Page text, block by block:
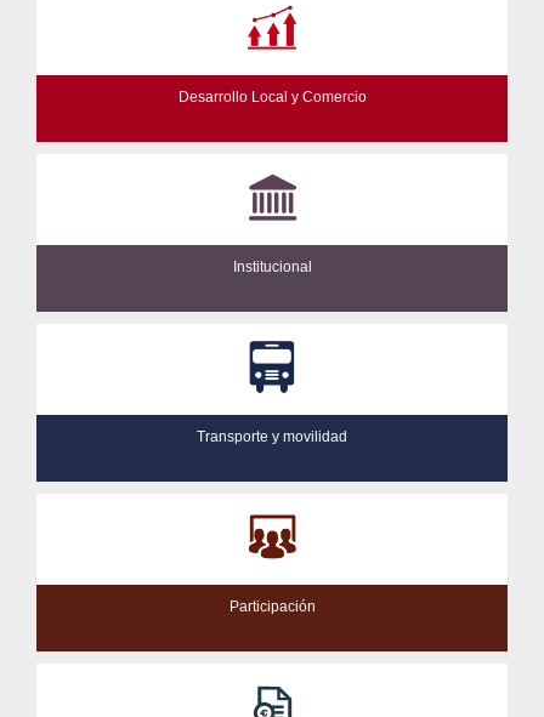
Desarrollo Local y Comercio
Institucional
Transporte y movilidad
Participación